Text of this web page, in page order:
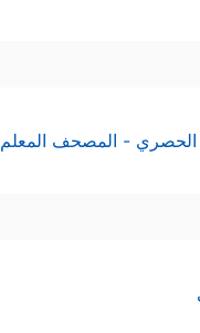
الحصري - المصحف المعلم